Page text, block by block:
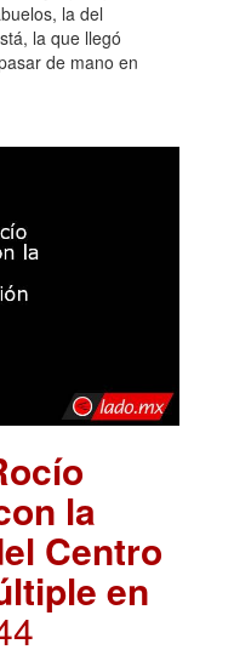
la del
la que llegó
de mano en
la
Centro
en